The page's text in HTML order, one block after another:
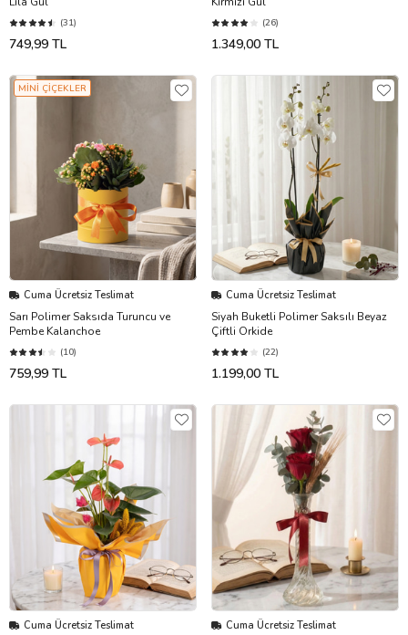
(31)
749,99 TL
(26)
1.349,00 TL
MİNİ ÇİÇEKLER
Cuma Ücretsiz Teslimat
Sarı Polimer Saksıda Turuncu ve
Pembe Kalanchoe
(10)
759,99 TL
Cuma Ücretsiz Teslimat
Siyah Buketli Polimer Saksılı Beyaz
Çiftli Orkide
(22)
1.199,00 TL
Cuma Ücretsiz Teslimat Cuma Ücretsiz Teslimat